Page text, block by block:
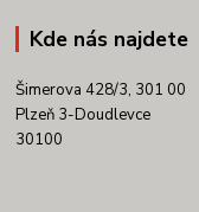
Kde nás najdete
Šimerova 428/3, 301 00
Plzeň 3-Doudlevce
30100